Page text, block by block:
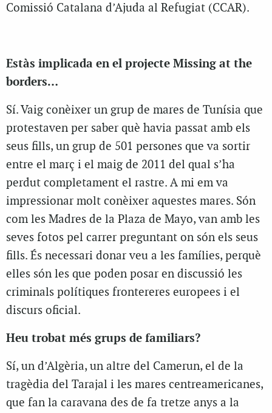
Comissió Catalana d’Ajuda al Refugiat (CCAR).
Estàs implicada en el projecte Missing at the
borders…
Sí. Vaig conèixer un grup de mares de Tunísia que
protestaven per saber què havia passat amb els
seus fills, un grup de 501 persones que va sortir
entre el març i el maig de 2011 del qual s’ha
perdut completament el rastre. A mi em va
impressionar molt conèixer aquestes mares. Són
com les Madres de la Plaza de Mayo, van amb les
seves fotos pel carrer preguntant on són els seus
fills. És necessari donar veu a les famílies, perquè
elles són les que poden posar en discussió les
criminals polítiques frontereres europees i el
discurs oficial.
Heu trobat més grups de familiars?
Sí, un d’Algèria, un altre del Camerun, el de la
tragèdia del Tarajal i les mares centreamericanes,
que fan la caravana des de fa tretze anys a la